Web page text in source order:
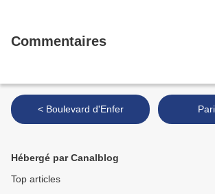
Commentaires
< Boulevard d'Enfer
Hébergé par Canalblog
Top articles